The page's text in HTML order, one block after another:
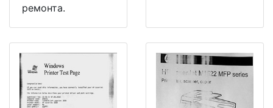
ремонта.